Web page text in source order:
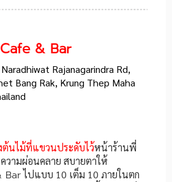
& Bar
Rajanagarindra Rd,
Bang Rak, Krung Thep Maha
ต้นไม้ที่แขวนประดับไว้หน้าร้านพี่
วามผ่อนคลาย สบายตาให้
Barไปแบบ 10 เต็ม 10 ภายในตก